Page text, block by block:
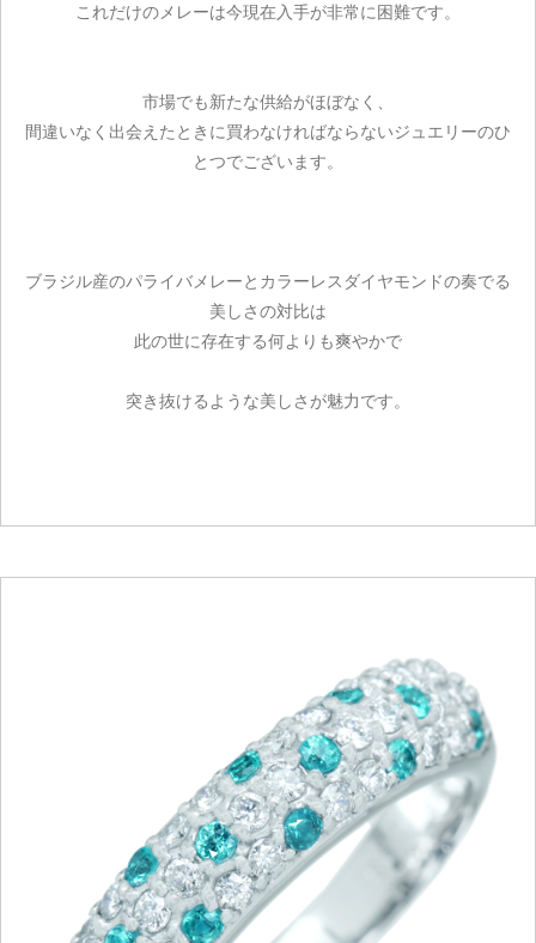
これだけのメレーは今現在入手が非常に困難です。
市場でも新たな供給がほぼなく、
間違いなく出会えたときに買わなければならないジュエリーのひ
とつでございます。
ブラジル産のパライバメレーとカラーレスダイヤモンドの奏でる
美しさの対比は
此の世に存在する何よりも爽やかで
突き抜けるような美しさが魅力です。